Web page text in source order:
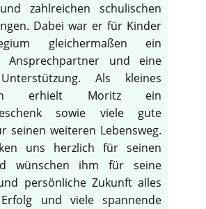
zahlreichen schulischen
Dabei war er für Kinder
gleichermaßen ein
Ansprechpartner und eine
Als kleines
erhielt Moritz ein
sowie viele gute
seinen weiteren Lebensweg.
uns herzlich für seinen
wünschen ihm für seine
persönliche Zukunft alles
und viele spannende